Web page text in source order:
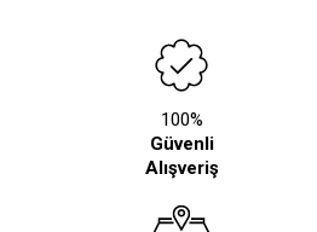
100%
Güvenli
Alışveriş